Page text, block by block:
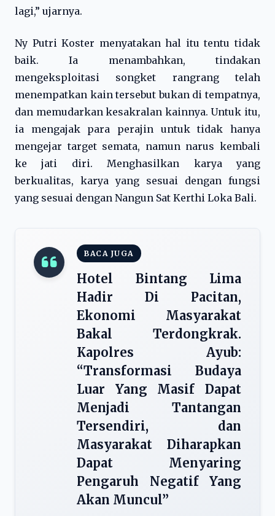
lagi,” ujarnya.
Ny Putri Koster menyatakan hal itu tentu tidak
baik. Ia menambahkan, tindakan
mengeksploitasi songket rangrang telah
menempatkan kain tersebut bukan di tempatnya,
dan memudarkan kesakralan kainnya. Untuk itu,
ia mengajak para perajin untuk tidak hanya
mengejar target semata, namun narus kembali
ke jati diri. Menghasilkan karya yang
berkualitas, karya yang sesuai dengan fungsi
yang sesuai dengan Nangun Sat Kerthi Loka Bali.
BACA JUGA
Hotel Bintang Lima
Hadir Di Pacitan,
Ekonomi Masyarakat
Bakal Terdongkrak.
Kapolres Ayub:
“Transformasi Budaya
Luar Yang Masif Dapat
Menjadi Tantangan
Tersendiri, dan
Masyarakat Diharapkan
Dapat Menyaring
Pengaruh Negatif Yang
Akan Muncul”